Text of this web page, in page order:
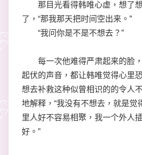
那目光看得韩唯心虚，想了想
了，“那我那天把时间空出来。”
“我问你是不是不想去？”
每一次他难得严肃起来的脸，
起伏的声音，都让韩唯觉得心里
想去补救这种似曾相识的的令人
地解释，“我没有不想去，就是觉
里人好不容易相聚，我一个外人
好。”